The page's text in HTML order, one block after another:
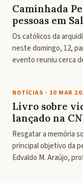
Caminhada
pessoas em
Os católicos da
neste domingo, 12,
evento reuniu cerca
NOTÍCIAS · 10 MAR
Livro sobre
lançado na
Resgatar a memória
principal objetivo da
Edvaldo M. Araújo,